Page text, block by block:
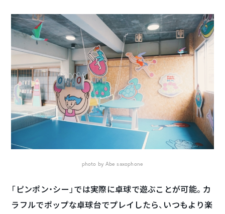
photo by Abe saxophone
「ピンポン・シー」では実際に卓球で遊ぶことが可能。カ
ラフルでポップな卓球台でプレイしたら、いつもより楽